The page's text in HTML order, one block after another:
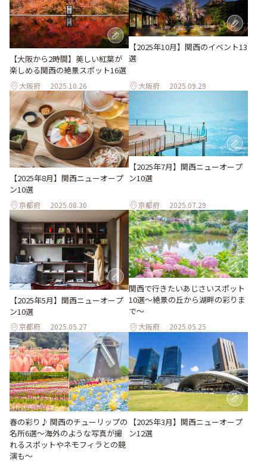
【大阪から2時間】美しい紅葉が
楽しめる関西の絶景スポット16選
大阪府 2025.10.26
【2025年10月】関西のイベント13
選
大阪府 2025.09.29
【2025年8月】関西ニューオープ
ン10選
京都府 2025.08.30
【2025年7月】関西ニューオープ
ン10選
京都府 2025.07.29
【2025年5月】関西ニューオープ
ン10選
京都府 2025.05.27
関西で行きたいあじさいスポット
10選〜絶景の丘から湖畔の彩りま
で〜
大阪府 2025.05.25
春の彩り♪ 関西のチューリップの
名所6選～海外のような写真が撮
れるスポットやネモフィラとの競
演も～
【2025年3月】関西ニューオープ
ン12選